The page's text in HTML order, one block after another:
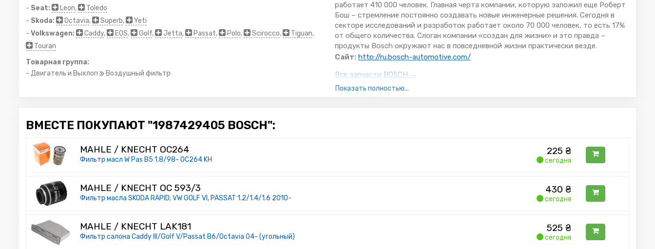
- Seat: Leon,
Toledo
- Skoda: Octavia, Superb,
Yeti
- Volkswagen: Caddy, EOS, Golf, Jetta, Passat, Polo, Scirocco, Tiguan,
Touran
Товарная группа:
- Двигатель и Выхлоп
Воздушный фильтр
работает 410 000 человек. Главная черта компании, которую заложил еще Роберт
Бош – стремление постоянно создавать новые инженерные решения. Сегодня в
секторе исследований и разработок работает около 70 000 человек, то есть 17%
от общего количества. Слоган компании «создан для жизни» и это правда –
продукты Bosch окружают нас в повседневной жизни практически везде.
Сайт: http://ru.bosch-automotive.com/
Все запчасти BOSCH →
Показать полностью...
ВМЕСТЕ ПОКУПАЮТ "1987429405 BOSCH":
MAHLE / KNECHT OC264
Фильтр масл W Pas B5 1.8/98- OC264 KH
225 ₴
сегодня
MAHLE / KNECHT OC 593/3
Фильтр масла SKODA RAPID; VW GOLF VI, PASSAT 1.2/1.4/1.6 2010-
430 ₴
сегодня
MAHLE / KNECHT LAK181
Фильтр салона Caddy III/Golf V/Passat B6/Octavia 04- (угольный)
525 ₴
сегодня